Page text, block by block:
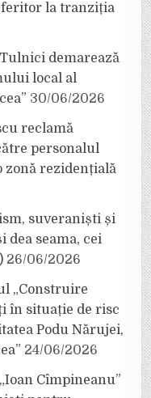
la tranziția
demarează
local al
30/06/2026
reclamă
personalul
zonă rezidențială
suveraniști și
dea seama, cei
26/06/2026
„Construire
în situație de risc
Podu Nărujei,
24/06/2026
Cîmpineanu”